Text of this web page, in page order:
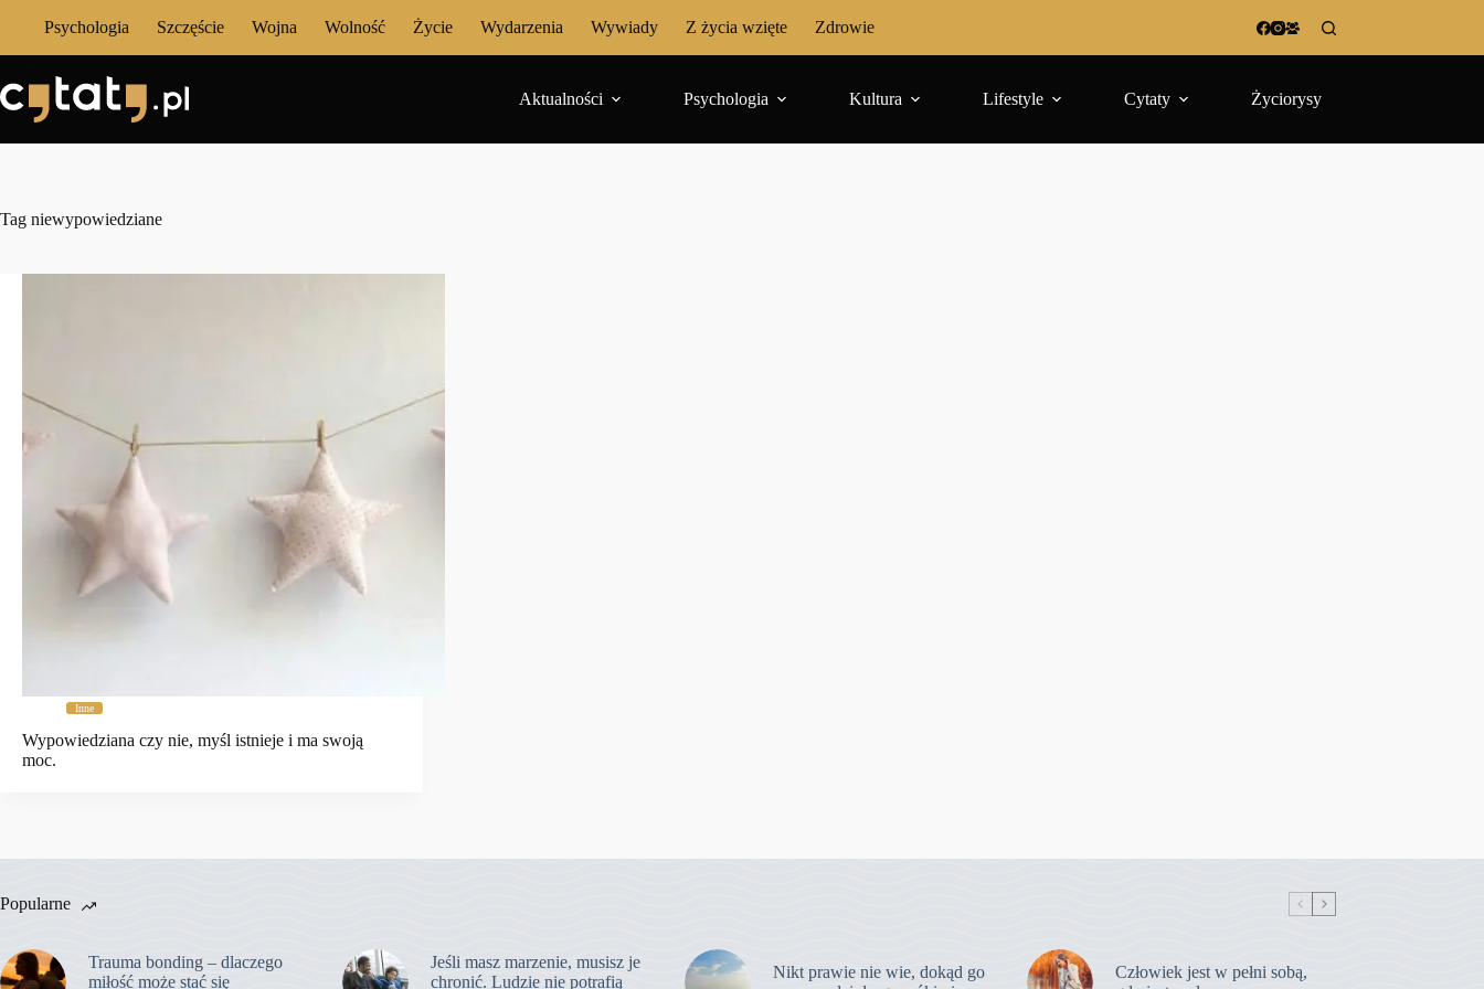
Psychologia Szczęście Wojna Wolność Życie Wydarzenia Wywiady Z życia wzięte Zdrowie
Aktualności Psychologia Kultura Lifestyle Cytaty Życiorysy
Tag niewypowiedziane
Inne
Wypowiedziana czy nie, myśl istnieje i ma swoją
moc.
Popularne
Trauma bonding – dlaczego
miłość może stać się
Jeśli masz marzenie, musisz je
chronić. Ludzie nie potrafią
Nikt prawie nie wie, dokąd go
Człowiek jest w pełni sobą,